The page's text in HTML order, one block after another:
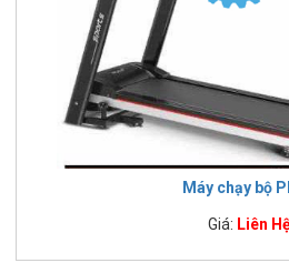
Máy chạy bộ
Giá: Liên